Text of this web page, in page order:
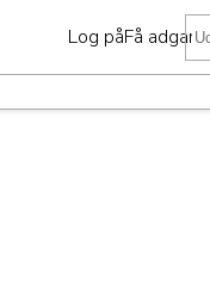
Log påFå adgang